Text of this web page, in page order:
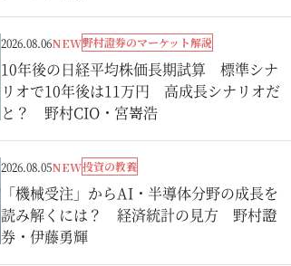
2026.08.06NEW野村證券のマーケット解説
10年後の日経平均株価長期試算 標準シナ
リオで10年後は11万円 高成長シナリオだ
と？ 野村CIO・宮嵜浩
2026.08.05NEW投資の教養
「機械受注」からAI・半導体分野の成長を
読み解くには？ 経済統計の見方 野村證
券・伊藤勇輝